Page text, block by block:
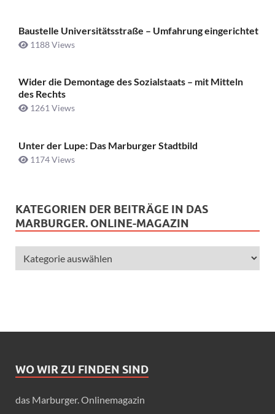
Baustelle Universitätsstraße ­– Umfahrung eingerichtet
1188 Views
Wider die Demontage des Sozialstaats – mit Mitteln
des Rechts
1261 Views
Unter der Lupe: Das Marburger Stadtbild
1174 Views
KATEGORIEN DER BEITRÄGE IN DAS
MARBURGER. ONLINE-MAGAZIN
WO WIR ZU FINDEN SIND
das Marburger. Onlinemagazin